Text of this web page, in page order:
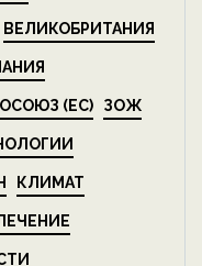
ВЕЛИКОБРИТАНИЯ
(ЕС) ЗОЖ
КЛИМАТ